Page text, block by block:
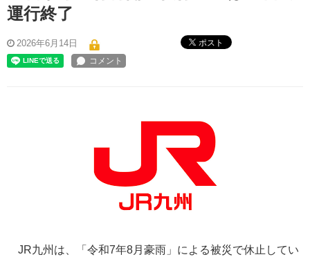
運行終了
2026年6月14日 ポスト
JR九州は、「令和7年8月豪雨」による被災で休止してい